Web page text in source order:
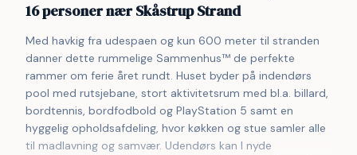
16 personer nær Skåstrup Strand
Med havkig fra udespaen og kun 600 meter til stranden
danner dette rummelige Sammenhus™ de perfekte
rammer om ferie året rundt. Huset byder på indendørs
pool med rutsjebane, stort aktivitetsrum med bl.a. billard,
bordtennis, bordfodbold og PlayStation 5 samt en
hyggelig opholdsafdeling, hvor køkken og stue samler alle
til madlavning og samvær. Udendørs kan I nyde